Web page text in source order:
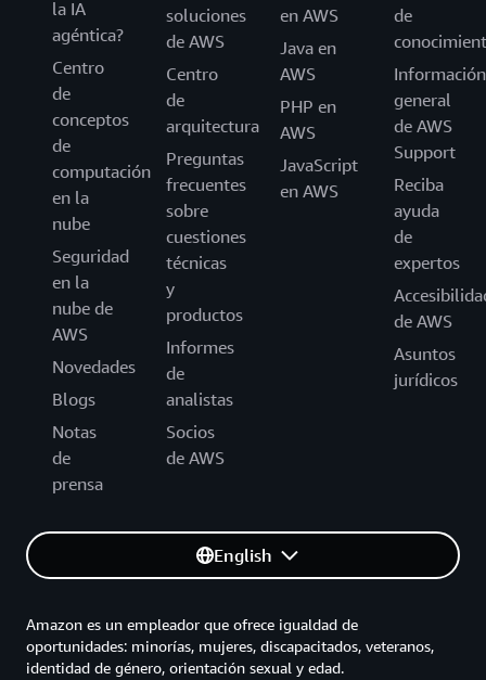
la IA
agéntica?
Centro
de
conceptos
de
computación
en la
nube
Seguridad
en la
nube de
AWS
Novedades
Blogs
Notas
de
prensa
soluciones
de AWS
Centro
de
arquitectura
Preguntas
frecuentes
sobre
cuestiones
técnicas
y
productos
Informes
de
analistas
Socios
de AWS
en AWS
Java en
AWS
PHP en
AWS
JavaScript
en AWS
de
Información
general
de AWS
Support
Reciba
ayuda
de
expertos
de AWS
Asuntos
jurídicos
English
Amazon es un empleador que ofrece igualdad de
oportunidades: minorías, mujeres, discapacitados, veteranos,
identidad de género, orientación sexual y edad.